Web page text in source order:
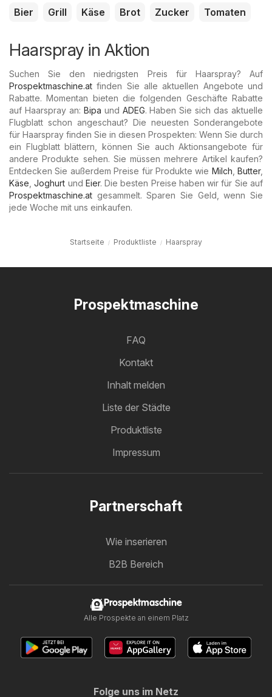
Bier Grill Käse Brot Zucker Tomaten
Haarspray in Aktion
Suchen Sie den niedrigsten Preis für Haarspray? Auf
Prospektmaschine.at finden Sie alle aktuellen Angebote und
Rabatte. Momentan bieten die folgenden Geschäfte Rabatte
auf Haarspray an: Bipa und ADEG. Haben Sie sich das aktuelle
Flugblatt schon angeschaut? Die neuesten Sonderangebote
für Haarspray finden Sie in diesen Prospekten: Wenn Sie durch
ein Flugblatt blättern, können Sie auch Aktionsangebote für
andere Produkte sehen. Sie müssen mehrere Artikel kaufen?
Entdecken Sie außerdem Preise für Produkte wie Milch Butter,
Käse ,Joghurt und Eier. Die besten Preise haben wir für Sie auf
Prospektmaschine.at gesammelt. Sparen Sie Geld, wenn Sie
jede Woche mit uns einkaufen.
Startseite Produktliste Haarspray
Prospektmaschine
FAQ
Kontakt
Inhalt melden
Liste der Städte
Produktliste
Impressum
Partnerschaft
Wie inserieren
B2B Bereich
Prospektmaschine
Alle Prospekte an einem Platz
Folge uns im Netz